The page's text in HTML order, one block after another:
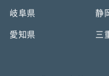
岐阜県 静
愛知県 三